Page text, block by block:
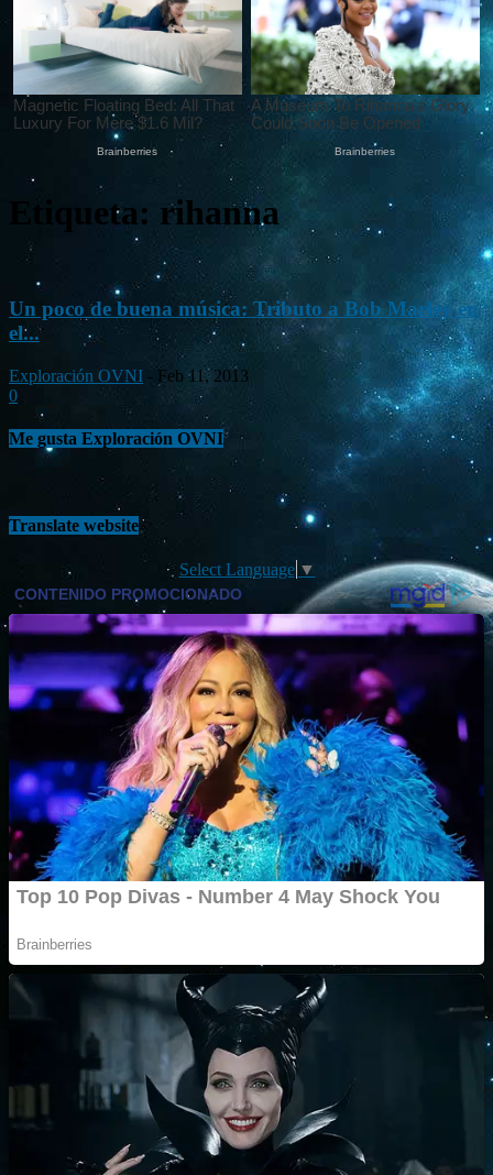
Etiqueta: rihanna
Un poco de buena música: Tributo a Bob Marley en
el...
Exploración OVNI - Feb 11, 2013
0
Me gusta Exploración OVNI
Translate website
Select Language ▼